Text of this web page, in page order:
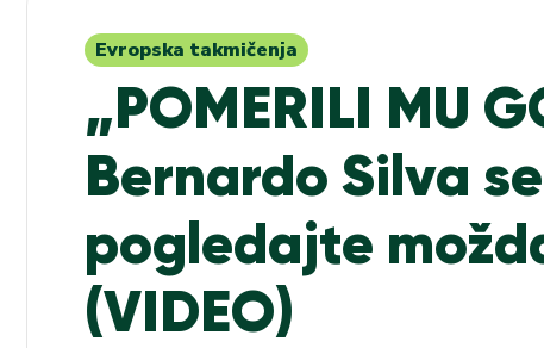
Evropska takmičenja
„POMERILI MU
Bernardo Silva
pogledajte
(VIDEO)